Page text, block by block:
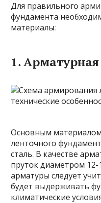
Для правильного
фундамента
материалы:
1. Арматурная
Основным
ленточного
сталь. В качестве
пруток диаметром
арматуры следует
будет выдерживать
климатические